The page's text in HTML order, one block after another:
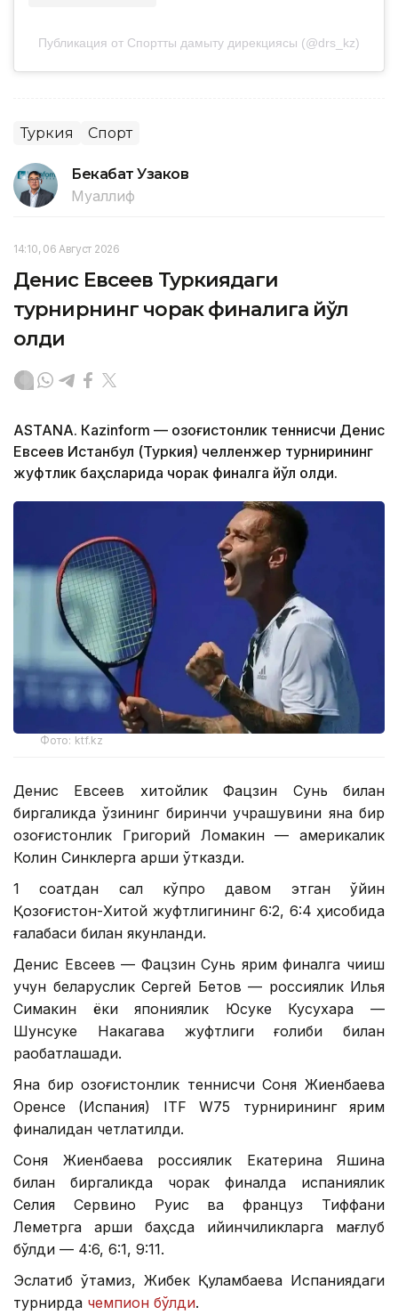
Публикация от Спортты дамыту дирекциясы (@drs_kz)
Туркия Спорт
Бекабат Узаков
Муаллиф
14:10, 06 Август 2026
Денис Евсеев Туркиядаги
турнирнинг чорак финалига йўл
олди
ASTANА. Кazinform — Қозоғистонлик теннисчи Денис
Евсеев Истанбул (Туркия) челленжер турнирининг
жуфтлик баҳсларида чорак финалга йўл олди.
Фото: ktf.kz
Денис Евсеев хитойлик Фацзин Сунь билан
биргаликда ўзининг биринчи учрашувини яна бир
қозоғистонлик Григорий Ломакин — америкалик
Колин Синклерга қарши ўтказди.
1 соатдан сал кўпроқ давом этган ўйин
Қозоғистон-Хитой жуфтлигининг 6:2, 6:4 ҳисобида
ғалабаси билан якунланди.
Денис Евсеев — Фацзин Сунь ярим финалга чиқиш
учун беларуслик Сергей Бетов — россиялик Илья
Симакин ёки япониялик Юсуке Кусухара —
Шунсуке Накагава жуфтлиги ғолиби билан
рақобатлашади.
Яна бир қозоғистонлик теннисчи Соня Жиенбаева
Оренсе (Испания) ITF W75 турнирининг ярим
финалидан четлатилди.
Соня Жиенбаева россиялик Екатерина Яшина
билан биргаликда чорак финалда испаниялик
Селия Сервино Руис ва француз Тиффани
Леметрга қарши баҳсда қийинчиликларга мағлуб
бўлди — 4:6, 6:1, 9:11.
Эслатиб ўтамиз, Жибек Қуламбаева Испаниядаги
турнирда чемпион бўлди.